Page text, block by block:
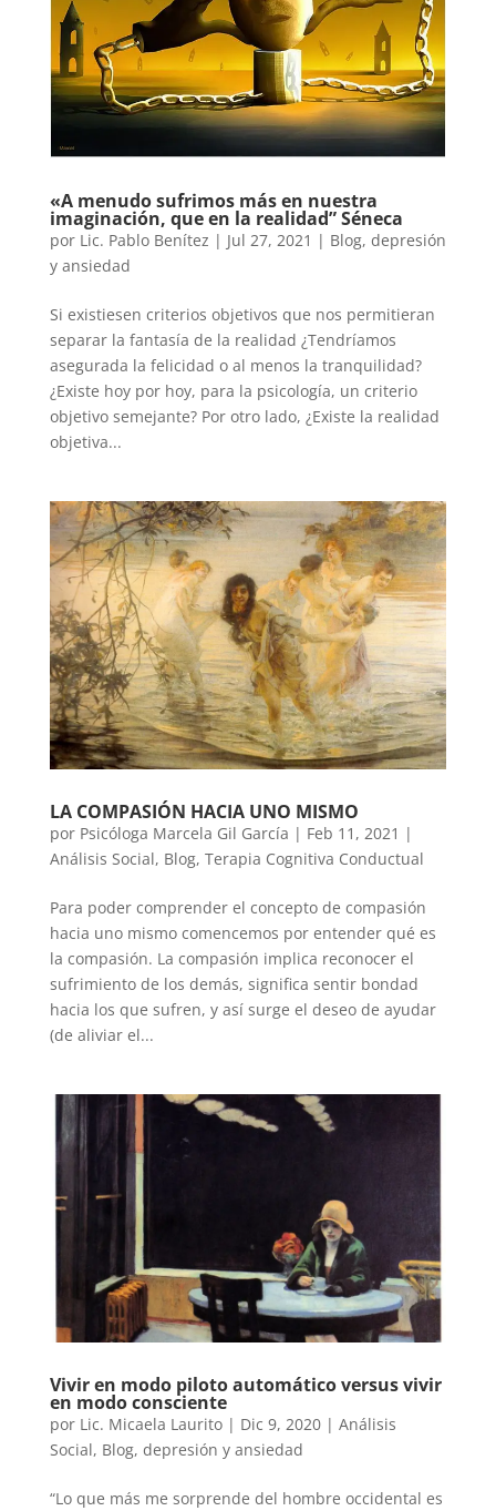
«A menudo sufrimos más en nuestra
imaginación, que en la realidad” Séneca
por Lic. Pablo Benítez | Jul 27, 2021 | Blog, depresión
y ansiedad
Si existiesen criterios objetivos que nos permitieran
separar la fantasía de la realidad ¿Tendríamos
asegurada la felicidad o al menos la tranquilidad?
¿Existe hoy por hoy, para la psicología, un criterio
objetivo semejante? Por otro lado, ¿Existe la realidad
objetiva...
LA COMPASIÓN HACIA UNO MISMO
por Psicóloga Marcela Gil García | Feb 11, 2021 |
Análisis Social, Blog, Terapia Cognitiva Conductual
Para poder comprender el concepto de compasión
hacia uno mismo comencemos por entender qué es
la compasión. La compasión implica reconocer el
sufrimiento de los demás, significa sentir bondad
hacia los que sufren, y así surge el deseo de ayudar
(de aliviar el...
Vivir en modo piloto automático versus vivir
en modo consciente
por Lic. Micaela Laurito| Dic 9, 2020| Análisis
Social, Blog, depresión y ansiedad
“Lo que más me sorprende del hombre occidental es